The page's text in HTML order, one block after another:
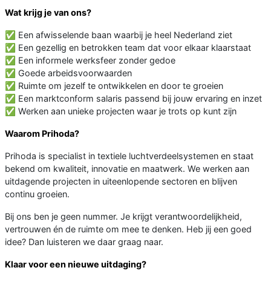
Wat krijg je van ons?
✅ Een afwisselende baan waarbij je heel Nederland ziet
✅ Een gezellig en betrokken team dat voor elkaar klaarstaat
✅ Een informele werksfeer zonder gedoe
✅ Goede arbeidsvoorwaarden
✅ Ruimte om jezelf te ontwikkelen en door te groeien
✅ Een marktconform salaris passend bij jouw ervaring en inzet
✅ Werken aan unieke projecten waar je trots op kunt zijn
Waarom Prihoda?
Prihoda is specialist in textiele luchtverdeelsystemen en staat
bekend om kwaliteit, innovatie en maatwerk. We werken aan
uitdagende projecten in uiteenlopende sectoren en blijven
continu groeien.
Bij ons ben je geen nummer. Je krijgt verantwoordelijkheid,
vertrouwen én de ruimte om mee te denken. Heb jij een goed
idee? Dan luisteren we daar graag naar.
Klaar voor een nieuwe uitdaging?